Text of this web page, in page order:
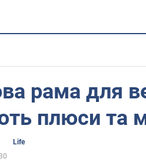
рама для
плюси та
Life